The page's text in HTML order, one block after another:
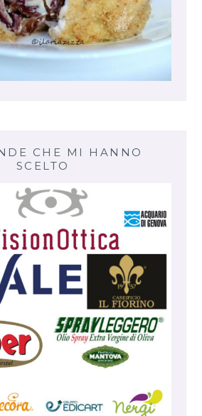
CHE MI HANNO
SCELTO